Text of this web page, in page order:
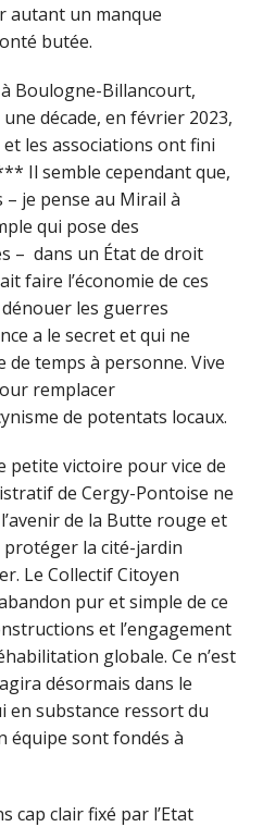
autant un manque
butée.
Boulogne-Billancourt,
décade, en février 2023,
les associations ont fini
Il semble cependant que,
– je pense au Mirail à
qui pose des
– dans un État de droit
faire l’économie de ces
les guerres
a le secret et qui ne
temps à personne. Vive
remplacer
de potentats locaux.
petite victoire pour vice de
de Cergy-Pontoise ne
de la Butte rouge et
protéger la cité-jardin
Le Collectif Citoyen
pur et simple de ce
et l’engagement
globale. Ce n’est
désormais dans le
en substance ressort du
équipe sont fondés à
cap clair fixé par l’Etat